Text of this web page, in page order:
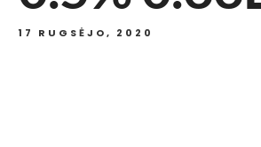
17 RUGSĖJO, 2020